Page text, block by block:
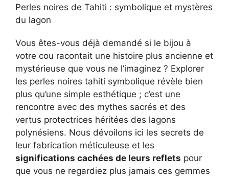
Perles noires de Tahiti : symbolique et mystères
du lagon
Vous êtes-vous déjà demandé si le bijou à
votre cou racontait une histoire plus ancienne et
mystérieuse que vous ne l’imaginez ? Explorer
les perles noires tahiti symbolique révèle bien
plus qu’une simple esthétique ; c’est une
rencontre avec des mythes sacrés et des
vertus protectrices héritées des lagons
polynésiens. Nous dévoilons ici les secrets de
leur fabrication méticuleuse et les
significations cachées de leurs reflets pour
que vous ne regardiez plus jamais ces gemmes